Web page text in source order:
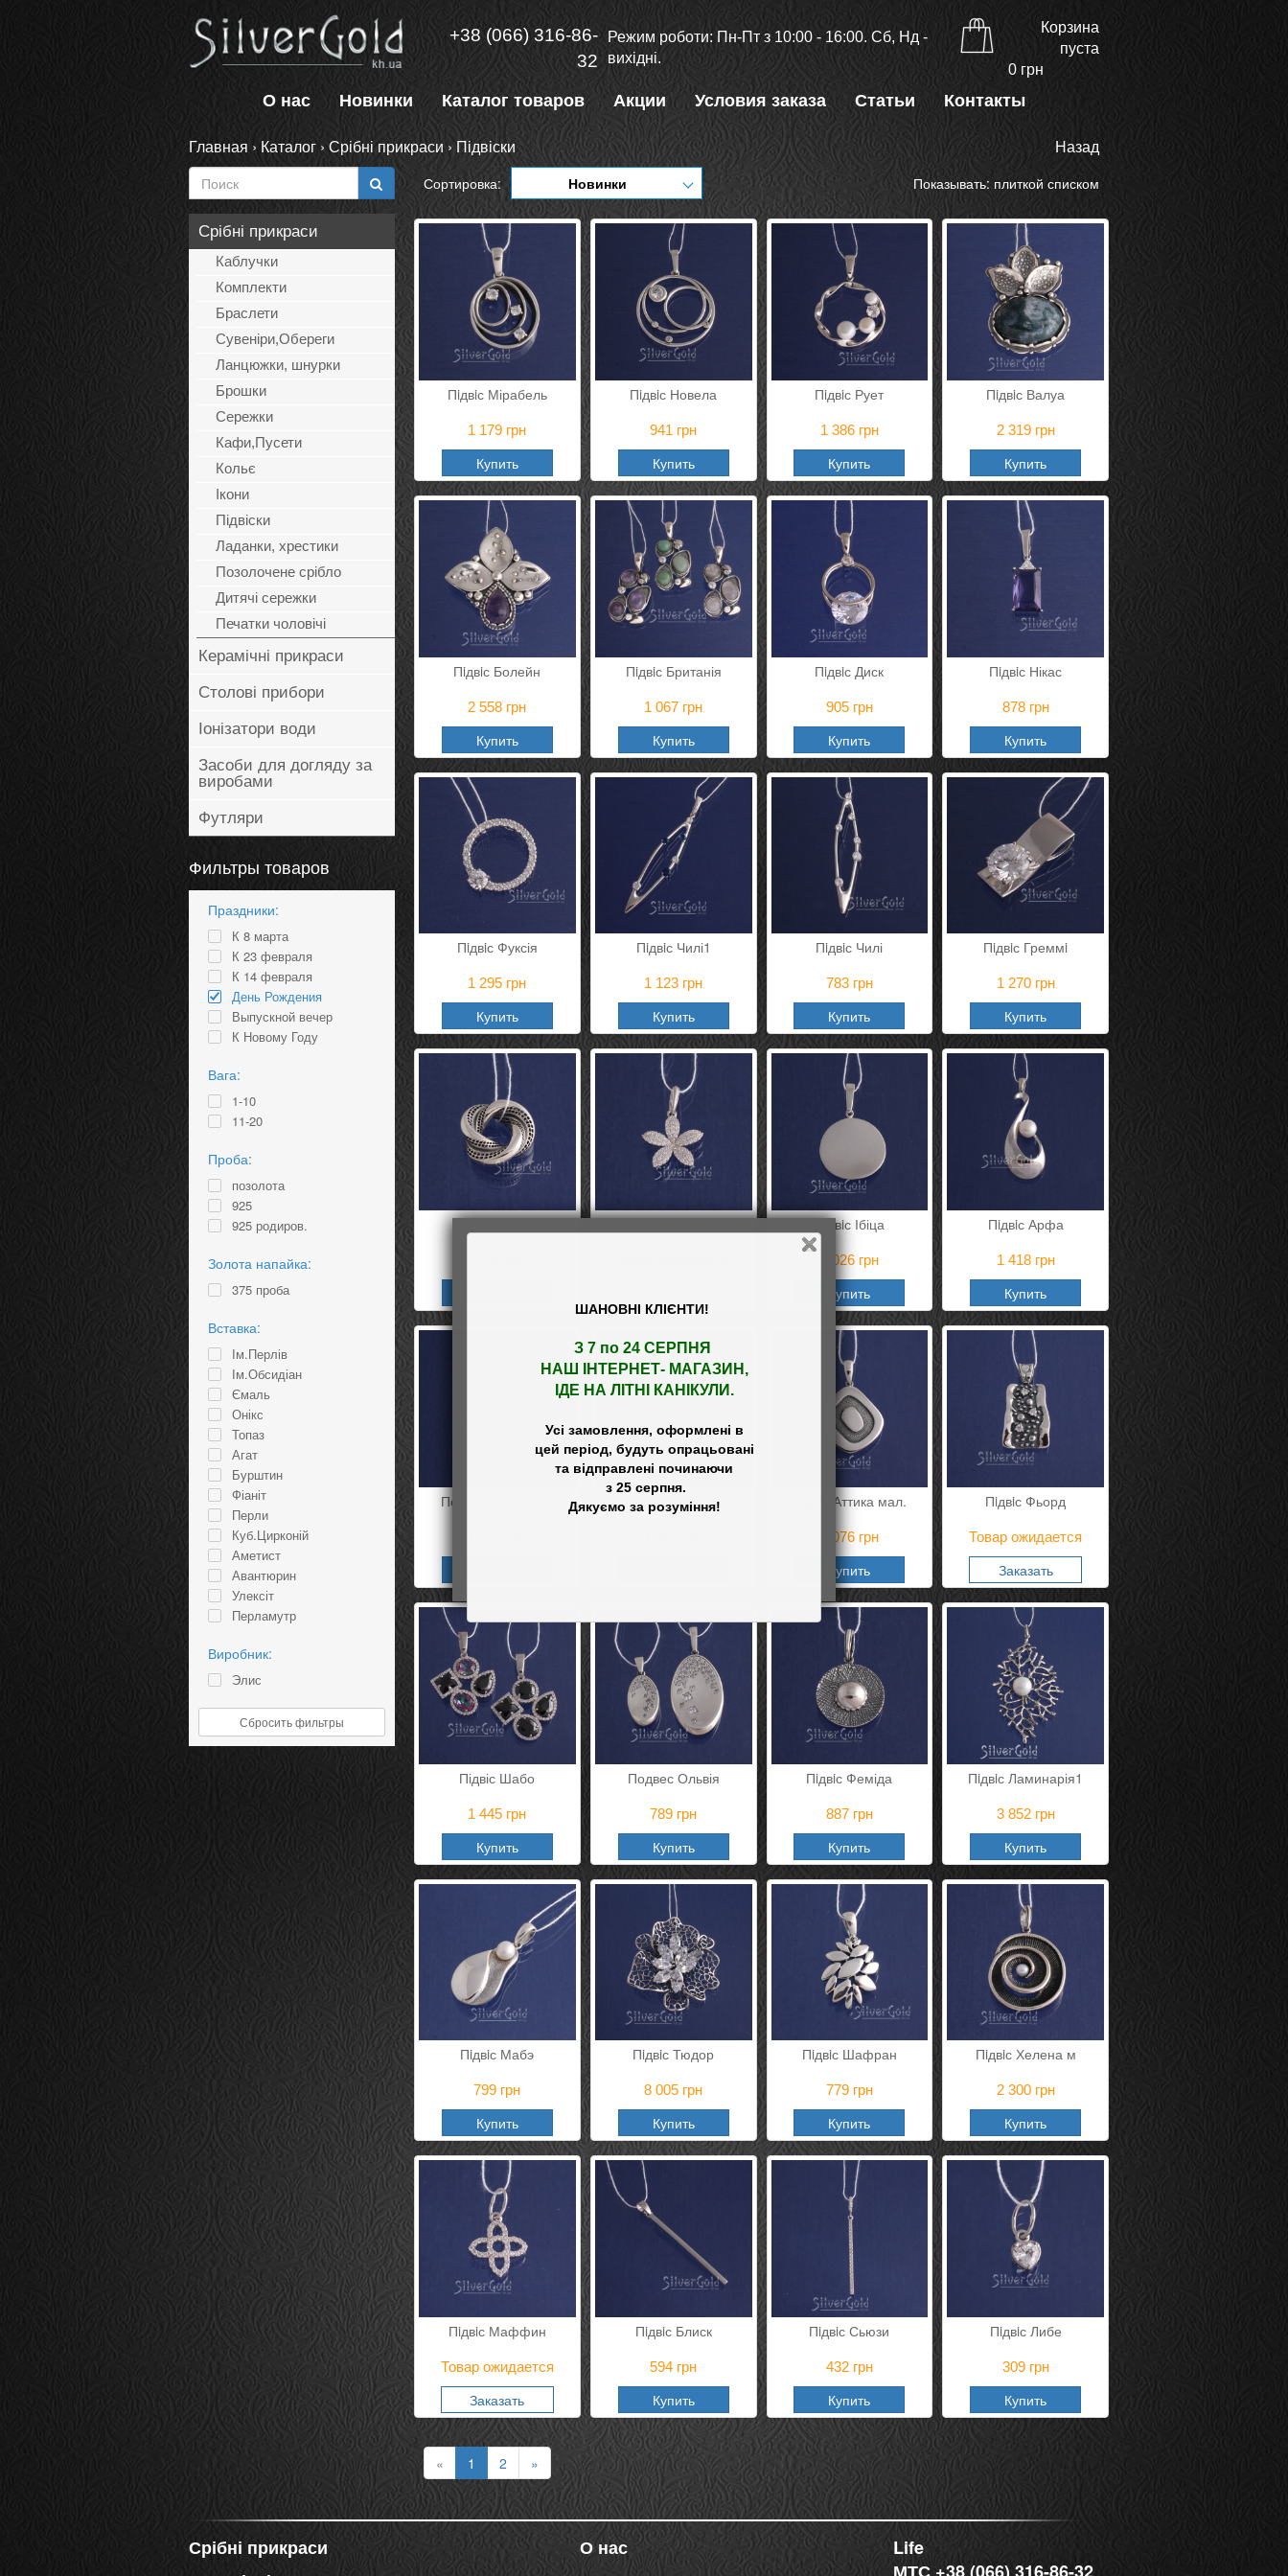
ШАНОВНІ КЛІЄНТИ!
З 7 по 24 СЕРПНЯ
НАШ
ІНТЕРНЕТ- МАГАЗИН ,
ІДЕ НА ЛІТНІ КАНІКУЛИ.
Усі замовлення, оформлені в
цей період, будуть опрацьовані
та відправлені починаючи
+38 (066) 316-86-
32
Режим роботи: Пн-Пт з 10:00 - 16:00. Сб, Нд -
вихідні.
Корзина
пуста
0 грн
О нас Новинки Каталог товаров Акции Условия заказа Статьи Контакты
Главная › Каталог › Срібні прикраси ›Підвіски Назад
Срібні прикраси
Каблучки
Комплекти
Браслети
Сувеніри,Обереги
Ланцюжки, шнурки
Брошки
Сережки
Кафи,Пусети
Кольє
Ікони
Підвіски
Ладанки, хрестики
Позолочене срібло
Дитячі сережки
Печатки чоловічі
Керамічні прикраси
Столові прибори
Іонізатори води
Засоби для догляду за
виробами
Футляри
Фильтры товаров
Праздники:
К 8 марта
К 23 февраля
К 14 февраля
День Рождения
Выпускной вечер
К Новому Году
Вага:
1-10
11-20
Проба:
позолота
925
925 родиров.
Золота напайка:
375 проба
Вставка:
Ім.Перлів
Ім.Обсидіан
Ємаль
Онікс
Топаз
Агат
Бурштин
Фіаніт
Перли
Куб.Цирконій
Аметист
Авантюрин
Улексіт
Перламутр
Султаніт
Виробник:
Элис
Сбросить фильтры
Сортировка: Новинки Показывать: плиткой списком
Пiдвiс Мірабель
1 179 грн
Купить
Пiдвiс Новела
941 грн
Купить
Пiдвiс Рует
1 386грн
Купить
Пiдвiс Валуа
2 319грн
Купить
Пiдвiс Болейн
2 558 грн
Купить
Пiдвiс Британія
1 067 грн
Купить
Пiдвiс Диск
905грн
Купить
Пiдвiс Нікас
878грн
Купить
Пiдвiс Фуксія
1 295 грн
Купить
Пiдвiс Чилі1
1 123 грн
Купить
Пiдвiс Чилі
783грн
Купить
Пiдвiс Греммi
1 270грн
Купить
Пiдвiс Зіверт Пiдвiс Рапсодія Пiдвiс Ібіца
1 026грн
Купить
Пiдвiс Арфа
1 418грн
Купить
Подвес Аттіка бол Пiдвiс Андромеда 1 Пiдвiс Аттика мал.
1 076грн
Купить
Пiдвiс Фьорд
Товар ожидается
Заказать
Підвіс Шабо
1 445 грн
Купить
Подвес Ольвія
789 грн
Купить
Пiдвiс Феміда
887грн
Купить
Пiдвiс Ламинарія1
3 852грн
Купить
Пiдвiс Мабэ
799 грн
Купить
Пiдвiс Тюдор
8 005 грн
Купить
Пiдвiс Шафран
779грн
Купить
Пiдвiс Хелена м
2 300грн
Купить
Пiдвiс Маффин
Товар ожидается
Заказать
Пiдвiс Блиск
594 грн
Купить
Пiдвiс Сьюзи
432грн
Купить
Пiдвiс Либе
309грн
Купить
« 1 2 »
Срібні прикраси
О нас
Life